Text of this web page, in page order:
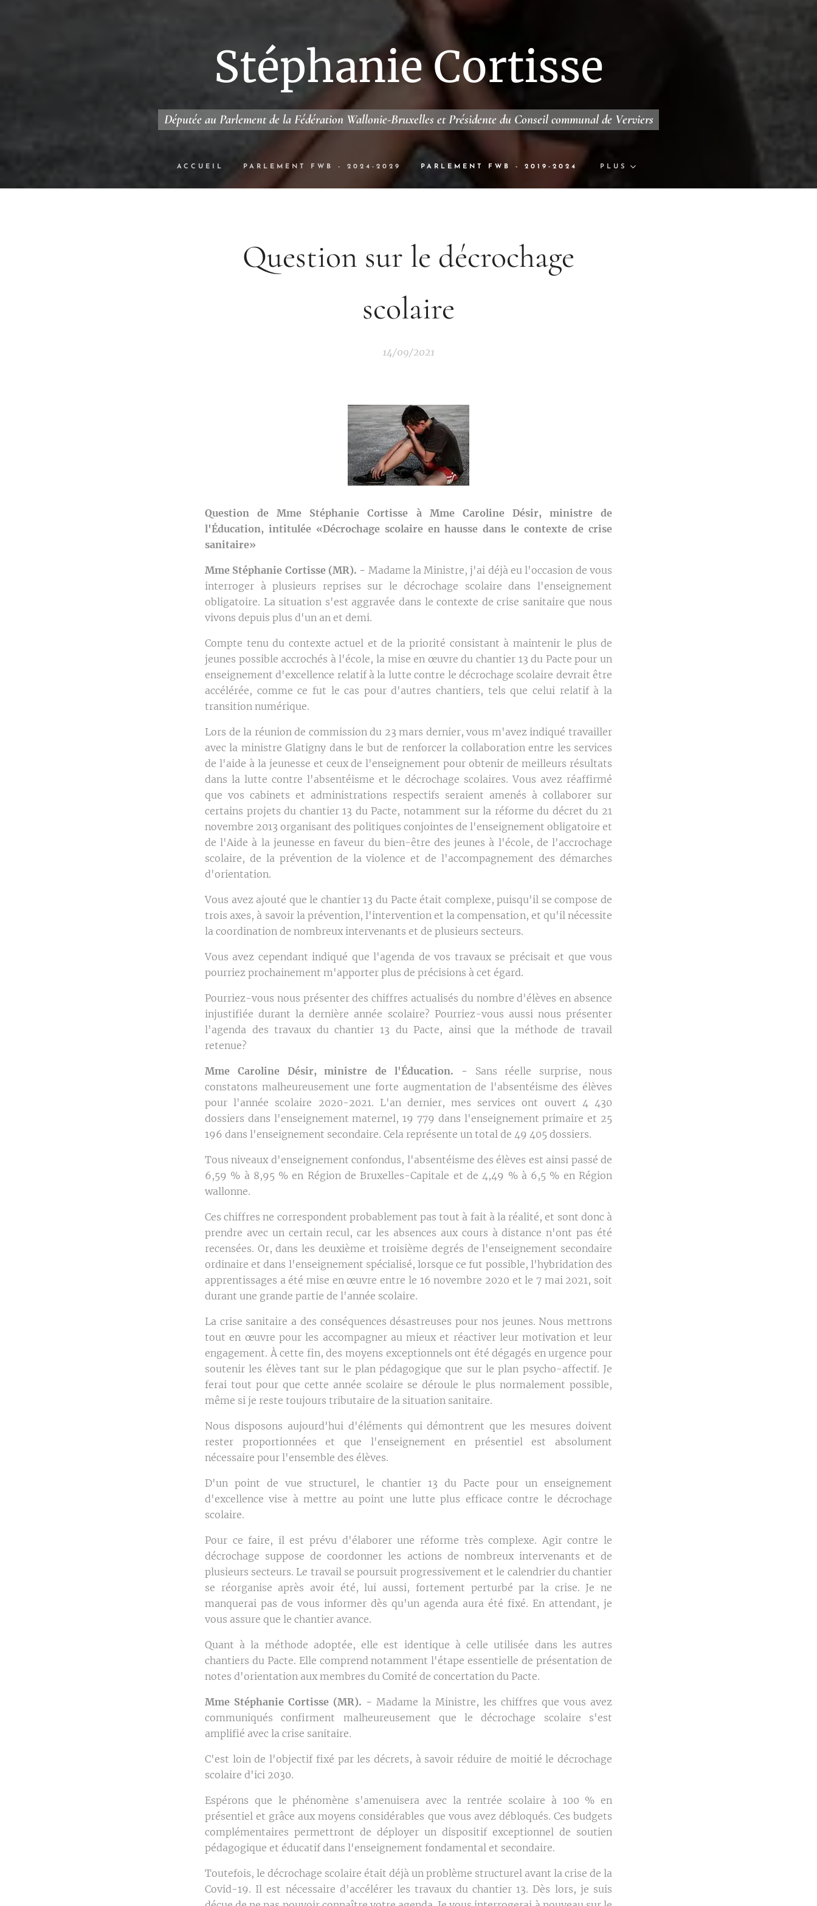
Stéphanie Cortisse
Députée au Parlement de la Fédération Wallonie-Bruxelles et Présidente du Conseil communal de Verviers
ACCUEIL PARLEMENT FWB - 2024-2029 PARLEMENT FWB - 2019-2024 PLUS
Question sur le décrochage
scolaire
14/09/2021
Question de Mme Stéphanie Cortisse à Mme Caroline Désir, ministre de
l'Éducation, intitulée «Décrochage scolaire en hausse dans le contexte de crise
sanitaire»
Mme Stéphanie Cortisse (MR). - Madame la Ministre, j'ai déjà eu l'occasion de vous
interroger à plusieurs reprises sur le décrochage scolaire dans l'enseignement
obligatoire. La situation s'est aggravée dans le contexte de crise sanitaire que nous
vivons depuis plus d'un an et demi.
Compte tenu du contexte actuel et de la priorité consistant à maintenir le plus de
jeunes possible accrochés à l'école, la mise en œuvre du chantier 13 du Pacte pour un
enseignement d'excellence relatif à la lutte contre le décrochage scolaire devrait être
accélérée, comme ce fut le cas pour d'autres chantiers, tels que celui relatif à la
transition numérique.
Lors de la réunion de commission du 23 mars dernier, vous m'avez indiqué travailler
avec la ministre Glatigny dans le but de renforcer la collaboration entre les services
de l'aide à la jeunesse et ceux de l'enseignement pour obtenir de meilleurs résultats
dans la lutte contre l'absentéisme et le décrochage scolaires. Vous avez réaffirmé
que vos cabinets et administrations respectifs seraient amenés à collaborer sur
certains projets du chantier 13 du Pacte, notamment sur la réforme du décret du 21
novembre 2013 organisant des politiques conjointes de l'enseignement obligatoire et
de l'Aide à la jeunesse en faveur du bien-être des jeunes à l'école, de l'accrochage
scolaire, de la prévention de la violence et de l'accompagnement des démarches
d'orientation.
Vous avez ajouté que le chantier 13 du Pacte était complexe, puisqu'il se compose de
trois axes, à savoir la prévention, l'intervention et la compensation, et qu'il nécessite
la coordination de nombreux intervenants et de plusieurs secteurs.
Vous avez cependant indiqué que l'agenda de vos travaux se précisait et que vous
pourriez prochainement m'apporter plus de précisions à cet égard.
Pourriez-vous nous présenter des chiffres actualisés du nombre d'élèves en absence
injustifiée durant la dernière année scolaire? Pourriez-vous aussi nous présenter
l'agenda des travaux du chantier 13 du Pacte, ainsi que la méthode de travail
retenue?
Mme Caroline Désir, ministre de l'Éducation. - Sans réelle surprise, nous
constatons malheureusement une forte augmentation de l'absentéisme des élèves
pour l'année scolaire 2020-2021. L'an dernier, mes services ont ouvert 4 430
dossiers dans l'enseignement maternel, 19 779 dans l'enseignement primaire et 25
196 dans l'enseignement secondaire. Cela représente un total de 49 405 dossiers.
Tous niveaux d'enseignement confondus, l'absentéisme des élèves est ainsi passé de
6,59 % à 8,95 % en Région de Bruxelles-Capitale et de 4,49 % à 6,5 % en Région
wallonne.
Ces chiffres ne correspondent probablement pas tout à fait à la réalité, et sont donc à
prendre avec un certain recul, car les absences aux cours à distance n'ont pas été
recensées. Or, dans les deuxième et troisième degrés de l'enseignement secondaire
ordinaire et dans l'enseignement spécialisé, lorsque ce fut possible, l'hybridation des
apprentissages a été mise en œuvre entre le 16 novembre 2020 et le 7 mai 2021, soit
durant une grande partie de l'année scolaire.
La crise sanitaire a des conséquences désastreuses pour nos jeunes. Nous mettrons
tout en œuvre pour les accompagner au mieux et réactiver leur motivation et leur
engagement. À cette fin, des moyens exceptionnels ont été dégagés en urgence pour
soutenir les élèves tant sur le plan pédagogique que sur le plan psycho-affectif. Je
ferai tout pour que cette année scolaire se déroule le plus normalement possible,
même si je reste toujours tributaire de la situation sanitaire.
Nous disposons aujourd'hui d'éléments qui démontrent que les mesures doivent
rester proportionnées et que l'enseignement en présentiel est absolument
nécessaire pour l'ensemble des élèves.
D'un point de vue structurel, le chantier 13 du Pacte pour un enseignement
d'excellence vise à mettre au point une lutte plus efficace contre le décrochage
scolaire.
Pour ce faire, il est prévu d'élaborer une réforme très complexe. Agir contre le
décrochage suppose de coordonner les actions de nombreux intervenants et de
plusieurs secteurs. Le travail se poursuit progressivement et le calendrier du chantier
se réorganise après avoir été, lui aussi, fortement perturbé par la crise. Je ne
manquerai pas de vous informer dès qu'un agenda aura été fixé. En attendant, je
vous assure que le chantier avance.
Quant à la méthode adoptée, elle est identique à celle utilisée dans les autres
chantiers du Pacte. Elle comprend notamment l'étape essentielle de présentation de
notes d'orientation aux membres du Comité de concertation du Pacte.
Mme Stéphanie Cortisse (MR). - Madame la Ministre, les chiffres que vous avez
communiqués confirment malheureusement que le décrochage scolaire s'est
amplifié avec la crise sanitaire.
C'est loin de l'objectif fixé par les décrets, à savoir réduire de moitié le décrochage
scolaire d'ici 2030.
Espérons que le phénomène s'amenuisera avec la rentrée scolaire à 100 % en
présentiel et grâce aux moyens considérables que vous avez débloqués. Ces budgets
complémentaires permettront de déployer un dispositif exceptionnel de soutien
pédagogique et éducatif dans l'enseignement fondamental et secondaire.
Toutefois, le décrochage scolaire était déjà un problème structurel avant la crise de la
Covid-19. Il est nécessaire d'accélérer les travaux du chantier 13. Dès lors, je suis